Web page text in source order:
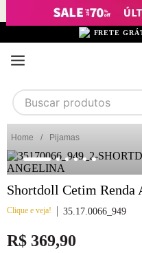
FRETE
Buscar produtos
1 calcinha
2 sutiã
5 sutiã calcinha
Pijamas
Shortdoll Cetim Renda
Clique e veja! 35.17.0066_949
R$ 369,90